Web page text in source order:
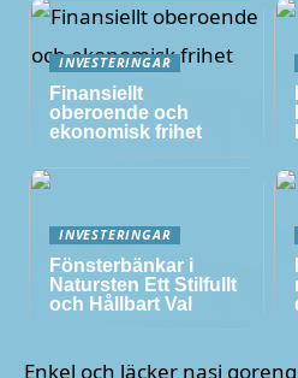
INVESTERINGAR
Finansiellt
oberoende och
ekonomisk frihet
INVESTERINGAR
Fönsterbänkar i
Natursten Ett Stilfullt
och Hållbart Val
Enkel och läcker nasi